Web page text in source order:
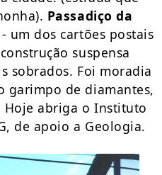
Passadiço da
- um dos cartões postais
suspensa
sobrados. Foi moradia
garimpo de diamantes,
Hoje abriga o Instituto
de apoio a Geologia.